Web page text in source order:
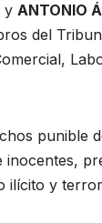
y ANTONIO
del
punible
inocentes,
ilícito y